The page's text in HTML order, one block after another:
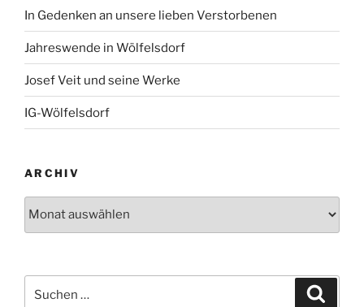
In Gedenken an unsere lieben Verstorbenen
Jahreswende in Wölfelsdorf
Josef Veit und seine Werke
IG-Wölfelsdorf
ARCHIV
nach: